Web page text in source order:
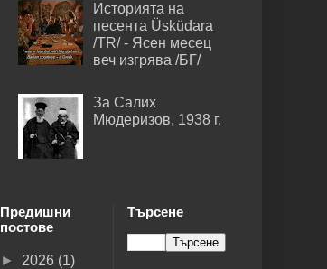
Историята на
песента Üsküdara
/TR/ - Ясен месец
веч изгрява /БГ/
За Салих
Мюдеризов, 1938 г.
Предишни
постове
► 2026 (1)
Търсене